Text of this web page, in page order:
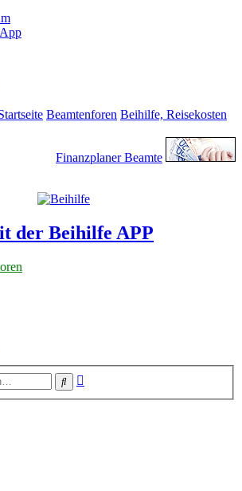
Beamtenforen Beihilfe, Reisekosten
Finanzplaner Beamte
der Beihilfe APP
Suche